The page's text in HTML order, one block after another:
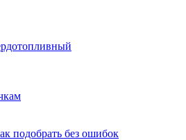
подобрать без ошибок